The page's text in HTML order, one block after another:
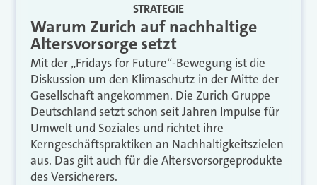
STRATEGIE
Warum Zurich auf nachhaltige
Altersvorsorge setzt
Mit der „Fridays for Future“-Bewegung ist die
Diskussion um den Klimaschutz in der Mitte der
Gesellschaft angekommen. Die Zurich Gruppe
Deutschland setzt schon seit Jahren Impulse für
Umwelt und Soziales und richtet ihre
Kerngeschäftspraktiken an Nachhaltigkeitszielen
aus. Das gilt auch für die Altersvorsorgeprodukte
des Versicherers.